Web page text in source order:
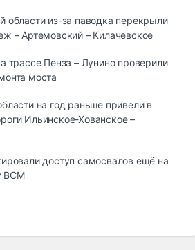
области из-за паводка перекрыли
– Артемовский – Килачевское
трассе Пенза – Лунино проверили
моста
на год раньше привели в
Ильинское-Хованское –
доступ самосвалов ещё на
ВСМ